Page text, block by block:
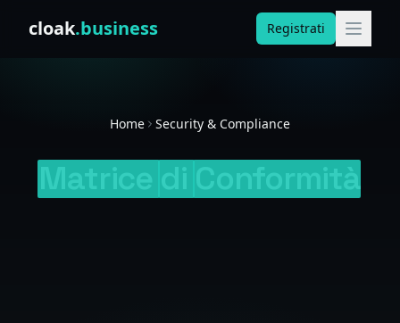
cloak.business Registrati
Home Security & Compliance